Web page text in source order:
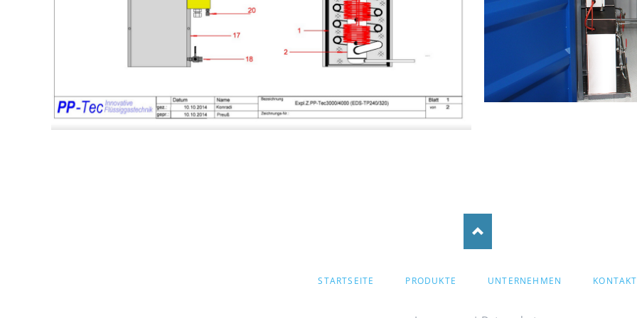
ÜBERSPRINGEN
STARTSEITE PRODUKTE UNTERNEHMEN KONTAKT